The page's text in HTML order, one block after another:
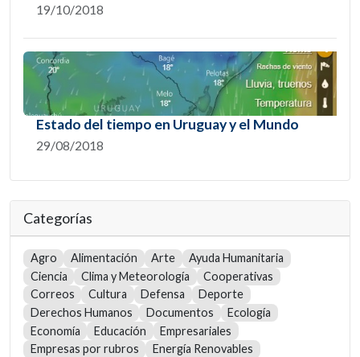
19/10/2018
Estado del tiempo en Uruguay y el Mundo
29/08/2018
Categorías
Agro Alimentación Arte
Ayuda Humanitaria
Ciencia
Clima y Meteorología
Cooperativas
Correos
Cultura Defensa
Deporte
Derechos Humanos
Documentos
Ecología
Economía
Educación
Empresariales
Empresas por rubros
Energía Renovables